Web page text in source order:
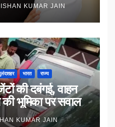
KUMAR JAIN
भारत राज्य
वाहन
भूमिका पर सवाल
KUMAR JAIN